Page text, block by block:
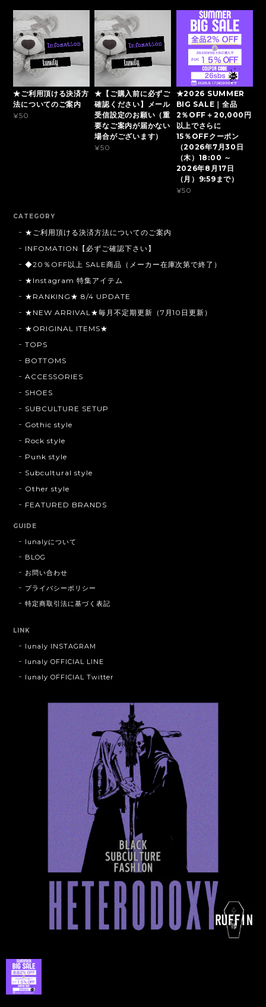
★ご利用頂ける決済方
法についてのご案内
¥50
★【ご購入前に必ずご
確認ください】メール
受信設定のお願い（重
要なご案内が届かない
場合がございます）
¥50
★2026 SUMMER
BIG SALE｜全品
2％OFF＋20,000円
以上でさらに
15％OFFクーポン
（2026年7月30日
（木）18:00 ～
2026年8月17日
（月）9:59まで）
¥50
CATEGORY
★ご利用頂ける決済方法についてのご案内
INFOMATION【必ずご確認下さい】
◆20％OFF以上 SALE商品（メーカー在庫次第で終了）
★Instagram 特集アイテム
★RANKING★ 8/4 UPDATE
★NEW ARRIVAL★毎月不定期更新（7月10日更新）
★ORIGINAL ITEMS★
TOPS
BOTTOMS
ACCESSORIES
SHOES
SUBCULTURE SETUP
Gothic style
Rock style
Punk style
Subcultural style
Other style
FEATURED BRANDS
GUIDE
lunalyについて
BLOG
お問い合わせ
プライバシーポリシー
特定商取引法に基づく表記
LINK
lunaly INSTAGRAM
lunaly OFFICIAL LINE
lunaly OFFICIAL Twitter